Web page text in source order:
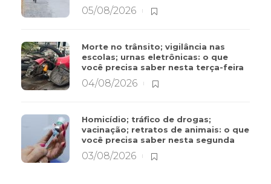
05/08/2026
Morte no trânsito; vigilância nas
escolas; urnas eletrônicas: o que
você precisa saber nesta terça-feira
04/08/2026
Homicídio; tráfico de drogas;
vacinação; retratos de animais: o que
você precisa saber nesta segunda
03/08/2026